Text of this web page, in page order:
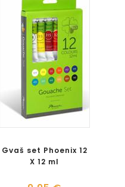
Gvaš set Phoenix 12
X 12 ml